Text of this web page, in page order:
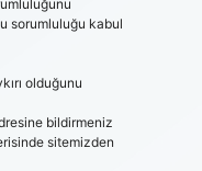
sorumluluğu kabul
olduğunu
bildirmeniz
sitemizden